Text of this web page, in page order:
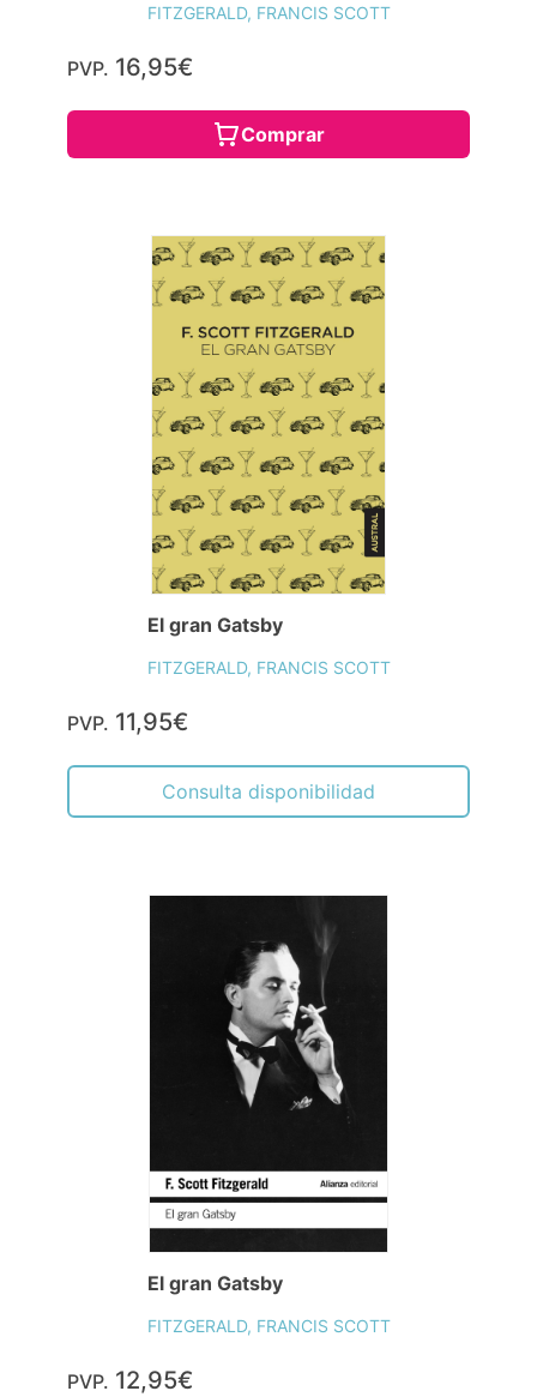
FITZGERALD, FRANCIS SCOTT
PVP. 16,95€
Comprar
El gran Gatsby
FITZGERALD, FRANCIS SCOTT
PVP. 11,95€
Consulta disponibilidad
El gran Gatsby
FITZGERALD, FRANCIS SCOTT
PVP. 12,95€